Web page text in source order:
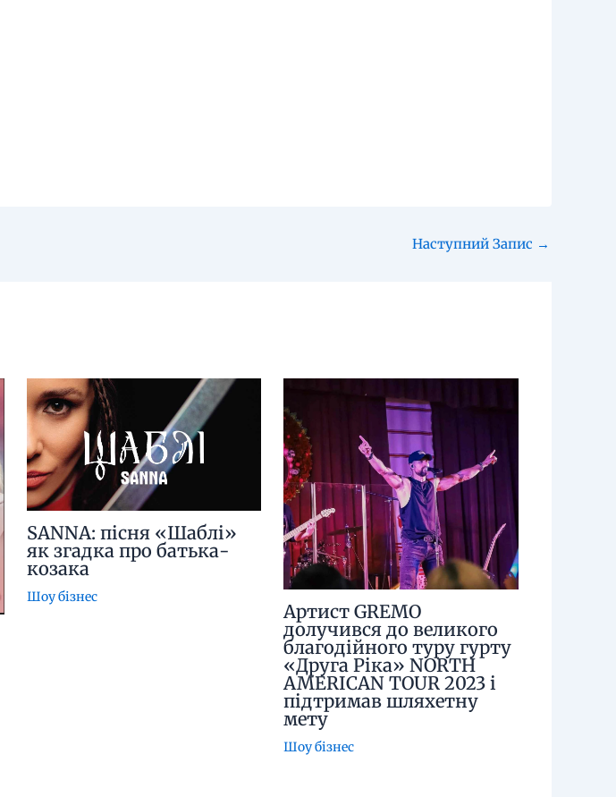
Наступний Запис →
SANNA: пісня «Шаблі»
як згадка про батька-
козака
Шоу бізнес
Артист GREMO
долучився до великого
благодійного туру гурту
«Друга Ріка» NORTH
AMERICAN TOUR 2023 і
підтримав шляхетну
мету
Шоу бізнес